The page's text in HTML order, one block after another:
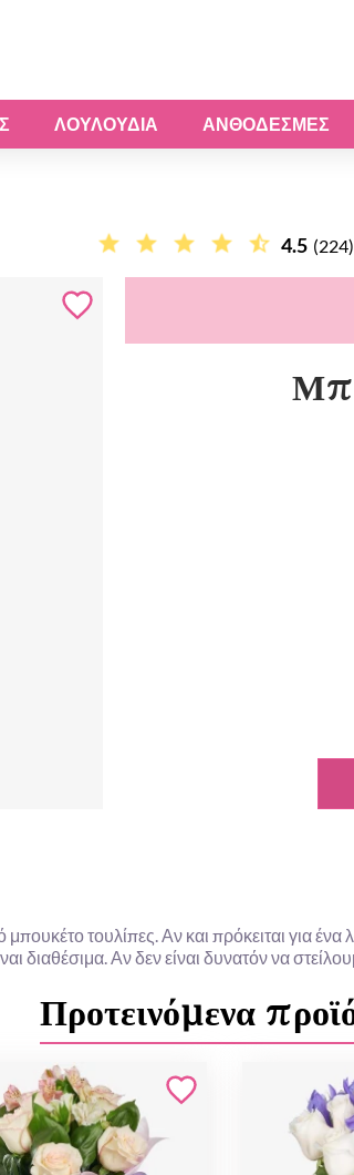
ΛΟΥΛΟΎΔΙΑ ΑΝΘΟΔΈΣΜΕΣ
4.5 (224)
τουλίπες. Αν και πρόκειται για
διαθέσιμα. Αν δεν είναι δυνατόν να
Προτεινόμενα